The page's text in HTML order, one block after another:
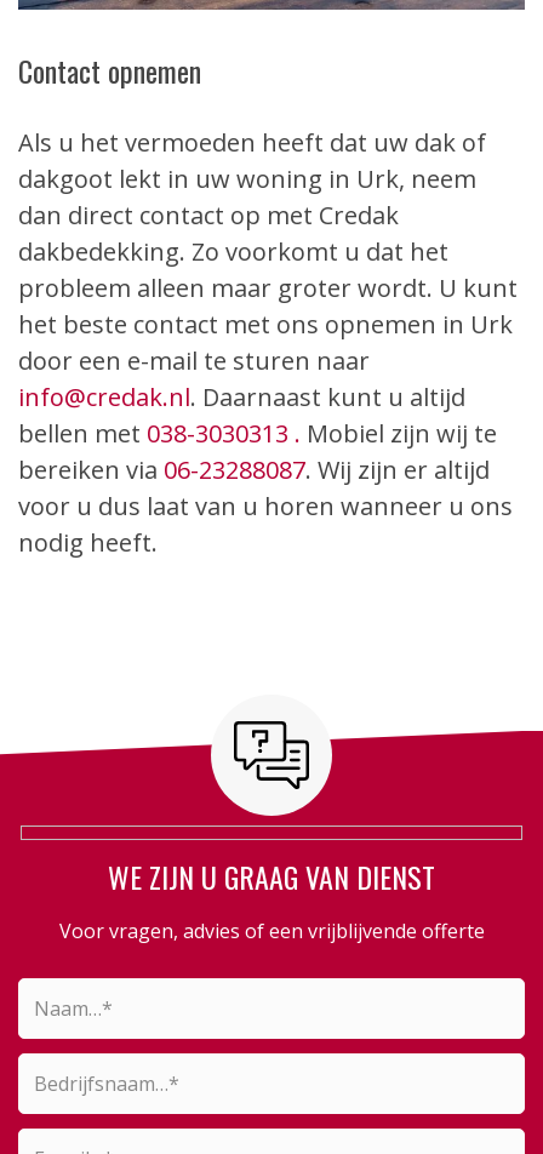
Contact opnemen
Als u het vermoeden heeft dat uw dak of
dakgoot lekt in uw woning in Urk, neem
dan direct contact op met Credak
dakbedekking. Zo voorkomt u dat het
probleem alleen maar groter wordt. U kunt
het beste contact met ons opnemen in Urk
door een e-mail te sturen naar
info@credak.nl. Daarnaast kunt u altijd
bellen met 038-3030313 . Mobiel zijn wij te
bereiken via 06-23288087. Wij zijn er altijd
voor u dus laat van u horen wanneer u ons
nodig heeft.
WE ZIJN U GRAAG VAN DIENST
Voor vragen, advies of een vrijblijvende offerte